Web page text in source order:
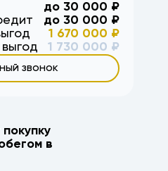
до 30 000 ₽
до 30 000 ₽
1 670 000 ₽
1 730 000 ₽
звонок
в